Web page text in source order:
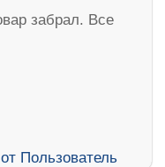
забрал. Все